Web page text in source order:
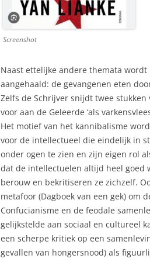
Screenshot
Naast ettelijke andere themata
aangehaald: de gevangenen eten
Zelfs de Schrijver snijdt twee
voor aan de Geleerde ‘als
Het motief van het kannibalisme
voor de intellectueel die eindelijk in
onder ogen te zien en zijn eigen rol
dat de intellectuelen altijd heel goed
berouw en bekritiseren ze zichzelf.
metafoor (Dagboek van een gek) om
Confucianisme en de feodale
gelijkstelde aan sociaal en cultureel
een scherpe kritiek op een
gevallen van hongersnood) als